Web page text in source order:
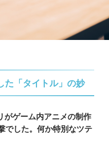
た「タイトル」の妙
がゲーム内アニメの制作
でした。何か特別なツテ